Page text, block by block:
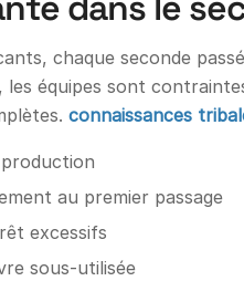
chaque seconde
les équipes sont
connaissances
au premier passage
excessifs
sous-utilisée